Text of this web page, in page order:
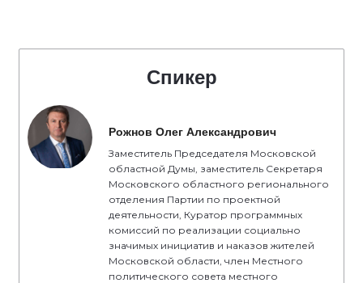
Спикер
Рожнов Олег Александрович
Заместитель Председателя Московской
областной Думы, заместитель Секретаря
Московского областного регионального
отделения Партии по проектной
деятельности, Куратор программных
комиссий по реализации социально
значимых инициатив и наказов жителей
Московской области, член Местного
политического совета местного